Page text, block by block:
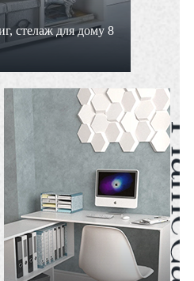
стелаж для дому 8